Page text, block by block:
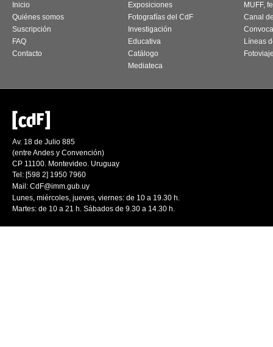
Inicio
Quiénes somos
Suscripción
FAQ
Contacto
Exposiciones
Fotografías del CdF
Investigación
Educativa
Catálogo
Mediateca
MUFF,
Canal
Líneas
Av. 18 de Julio 885
(entre Andes y Convención)
CP 11100. Montevideo. Uruguay
Tel: [598 2] 1950 7960
Mail: CdF@imm.gub.uy
Lunes, miércoles, jueves, viernes: de 10 a 19.30 h.
Martes: de 10 a 21 h. Sábados de 9.30 a 14.30 h.